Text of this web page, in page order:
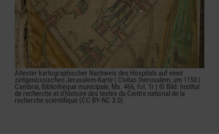
Ältester kartographischer Nachweis des Hospitals auf einer
zeitgenössischen Jerusalem-Karte | Civitas Iherusalem, um 1150 |
Cambrai, Bibliothèque municipale, Ms. 466, fol. 1r | © Bild: Institut
de recherche et d'histoire des textes du Centre national de la
recherche scientifique (CC BY-NC 3.0)